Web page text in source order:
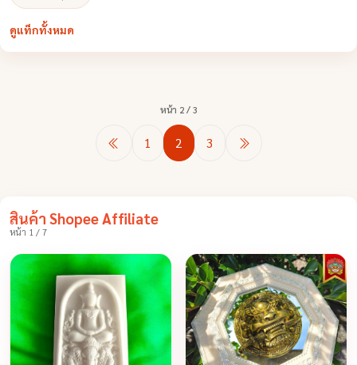
ดูแท็กทั้งหมด
หน้า 2 / 3
1 2 3
สินค้า Shopee Affiliate
หน้า 1 / 7